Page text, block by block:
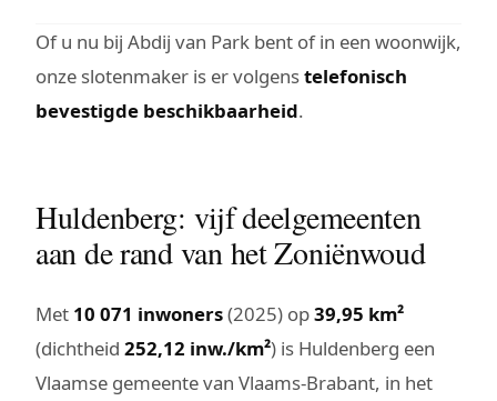
Of u nu bij Abdij van Park bent of in een woonwijk,
onze slotenmaker is er volgenstelefonisch
bevestigde beschikbaarheid.
Huldenberg: vijf deelgemeenten
aan de rand van het Zoniënwoud
Met 10 071 inwoners(2025) op39,95 km²
(dichtheid 252,12 inw./km²) is Huldenberg een
Vlaamse gemeente van Vlaams-Brabant, in het